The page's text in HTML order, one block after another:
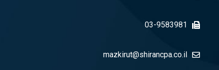
03-9583981
mazkirut@shirancpa.co.il